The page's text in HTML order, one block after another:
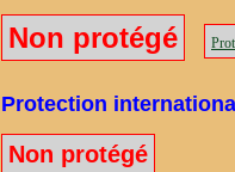
Non protégé
Protection
Non protégé